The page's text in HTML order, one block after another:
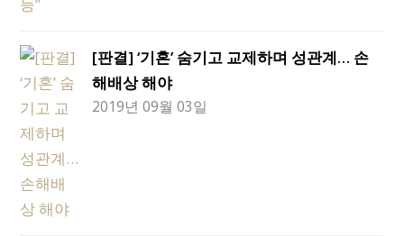
[판결] ‘기혼’ 숨기고 교제하며 성관계… 손
해배상 해야
2019년 09월 03일